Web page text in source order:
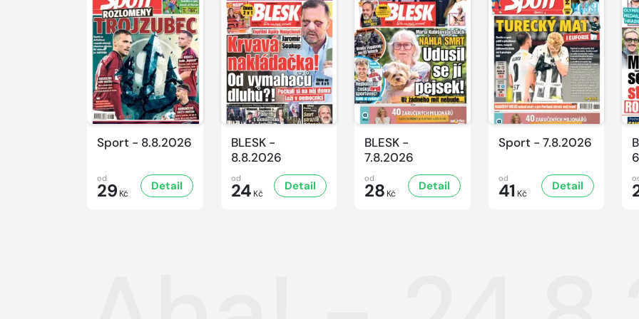
Sport - 8.8.2026
od
29 Kč
Detail
BLESK -
8.8.2026
od
24 Kč
Detail
BLESK -
7.8.2026
od
28 Kč
Detail
Sport - 7.8.2026
od
41 Kč
Detail